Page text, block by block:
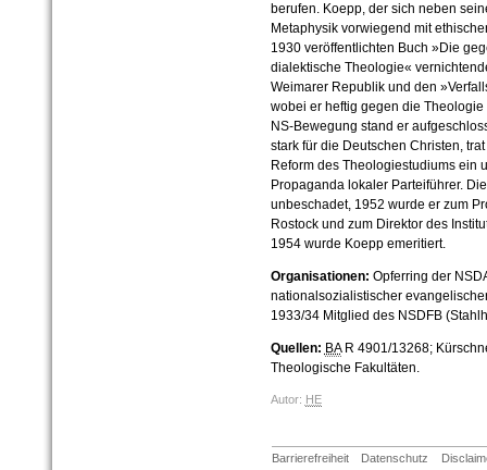
berufen. Koepp, der sich neben
Metaphysik vorwiegend mit
1930 veröffentlichten Buch »Die
dialektische Theologie«
Weimarer Republik und den
wobei er heftig gegen die
NS-Bewegung stand er
stark für die Deutschen Christen,
Reform des Theologiestudiums ein
Propaganda lokaler Parteiführer.
unbeschadet, 1952 wurde er zum
Rostock und zum Direktor des
1954 wurde Koepp emeritiert.
Organisationen: Opferring der
nationalsozialistischer
1933/34 Mitglied des NSDFB
Quellen: BAR 4901/13268;
Theologische Fakultäten.
Autor: HE
Barrierefreiheit Datenschutz